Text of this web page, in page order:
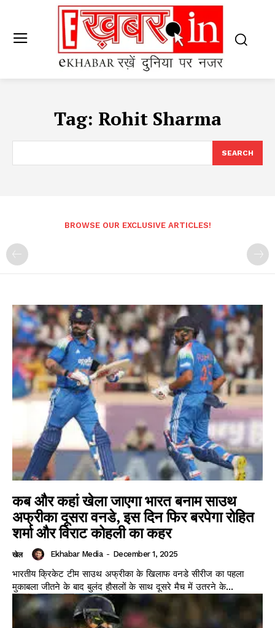
Tag: Rohit Sharma
SEARCH
BROWSE OUR EXCLUSIVE ARTICLES!
कब और कहां खेला जाएगा भारत बनाम साउथ
अफ्रीका दूसरा वनडे, इस दिन फिर बरपेगा रोहित
शर्मा और विराट कोहली का कहर
खेल Ekhabar Media - December 1, 2025
भारतीय क्रिकेट टीम साउथ अफ्रीका के खिलाफ वनडे सीरीज का पहला
मुकाबला जीतने के बाद बुलंद हौसलों के साथ दूसरे मैच में उतरने के...